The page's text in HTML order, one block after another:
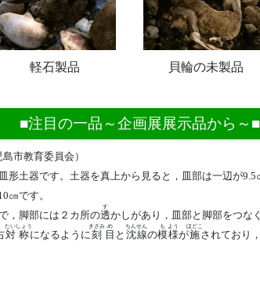
軽石製品 貝輪の未製品
■注目の一品～企画展展示品から～■
市教育委員会）
土器です。土器を真上から見ると，皿部は一辺が
㎝です。
，脚部には２カ所の透
す
かしがあり，皿部と脚部をつな
対
たい
称
しょう
になるように刻
きざみ
目
め
と 沈線
ちんせん
の模
も
様
よう
が施
ほどこ
されており